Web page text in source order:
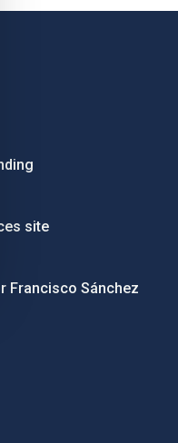
site
Francisco Sánchez